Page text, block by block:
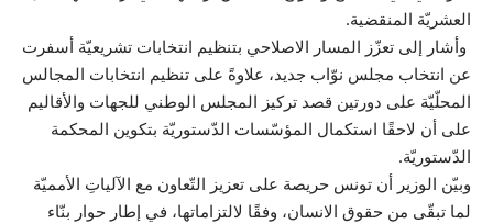
العشريّة المنقضية.
وأشار إلى تعزّز المسار الاصلاحي بتنظيم انتخابات تشريعيّة أسفرت
عن انتخاب مجلس نوّاب جديد، علاوةً على تنظيم انتخابات المجالس
المحلّيّة على دورتين قصد تركيز المجلس الوطني للجهات والأقاليم
على أن لاحقًا استكمال المؤسّسات الدّستوريّة بتكوين المحكمة
الدّستوريّة.
وبيّن الوزير أن تونس حريصة على تعزيز التّعاون مع الآلياتِ الأمميّة
لما تبقّى من حقوق الانسان، وفقًا لالتزاماتها، في إطار حوار بنّاء